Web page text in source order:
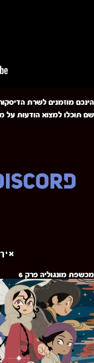
הינכם מוזמנים לשרת
שם תוכלו למצוא הודעות על
מכשפת מונגוליה פרק 6